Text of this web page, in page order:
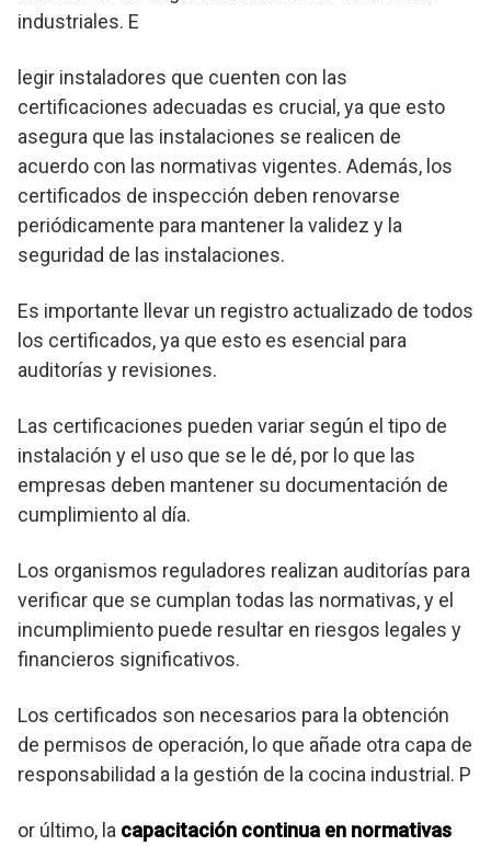
industriales. E
legir instaladores que cuenten con las
certificaciones adecuadas es crucial, ya que esto
asegura que las instalaciones se realicen de
acuerdo con las normativas vigentes. Además, los
certificados de inspección deben renovarse
periódicamente para mantener la validez y la
seguridad de las instalaciones.
Es importante llevar un registro actualizado de todos
los certificados, ya que esto es esencial para
auditorías y revisiones.
Las certificaciones pueden variar según el tipo de
instalación y el uso que se le dé, por lo que las
empresas deben mantener su documentación de
cumplimiento al día.
Los organismos reguladores realizan auditorías para
verificar que se cumplan todas las normativas, y el
incumplimiento puede resultar en riesgos legales y
financieros significativos.
Los certificados son necesarios para la obtención
de permisos de operación, lo que añade otra capa de
responsabilidad a la gestión de la cocina industrial. P
or último, la capacitación continua en normativas